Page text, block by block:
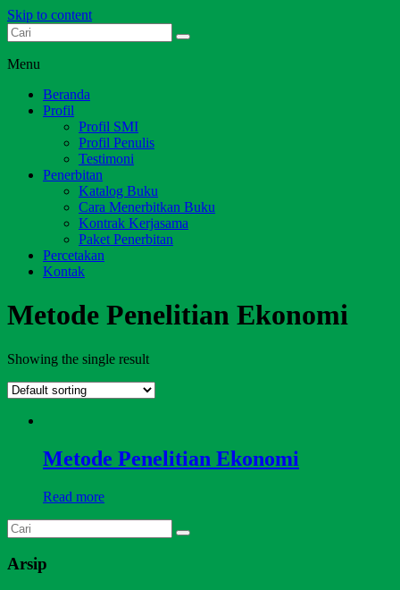
Skip to content
Dari Jambi untuk Indonesia
Menu
Beranda
Profil
Profil SMI
Profil Penulis
Testimoni
Penerbitan
Katalog Buku
Cara Menerbitkan Buku
Kontrak Kerjasama
Paket Penerbitan
Percetakan
Kontak
Metode Penelitian Ekonomi
Showing the single result
Metode Penelitian Ekonomi
Read more
Arsip